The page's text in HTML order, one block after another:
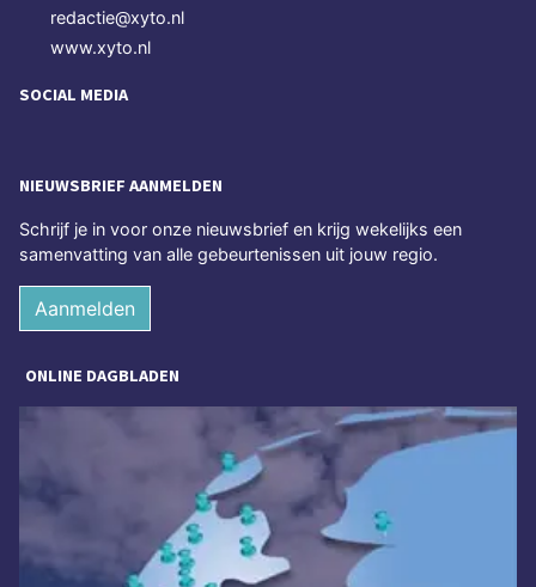
redactie@xyto.nl
www.xyto.nl
SOCIAL MEDIA
NIEUWSBRIEF AANMELDEN
Schrijf je in voor onze nieuwsbrief en krijg wekelijks een
samenvatting van alle gebeurtenissen uit jouw regio.
Aanmelden
ONLINE DAGBLADEN